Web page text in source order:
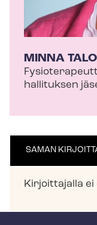
MINNA
hallituksen
SAMAN
Kirjoittajalla ei